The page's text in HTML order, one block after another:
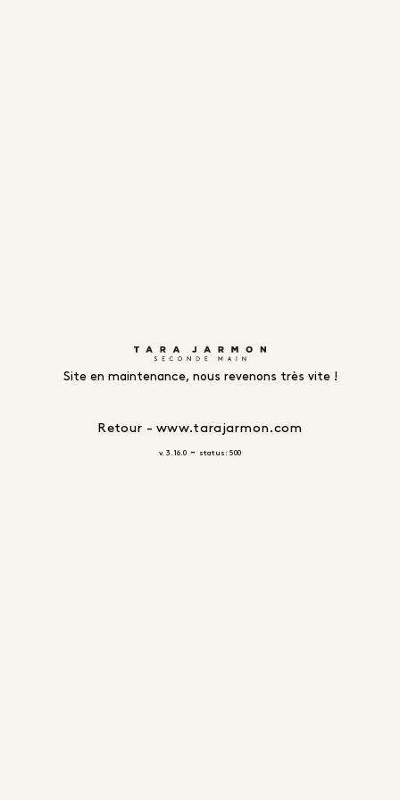
Site en maintenance, nous revenons très vite !
Retour - www.tarajarmon.com
v. 3.16.0 - status: 500